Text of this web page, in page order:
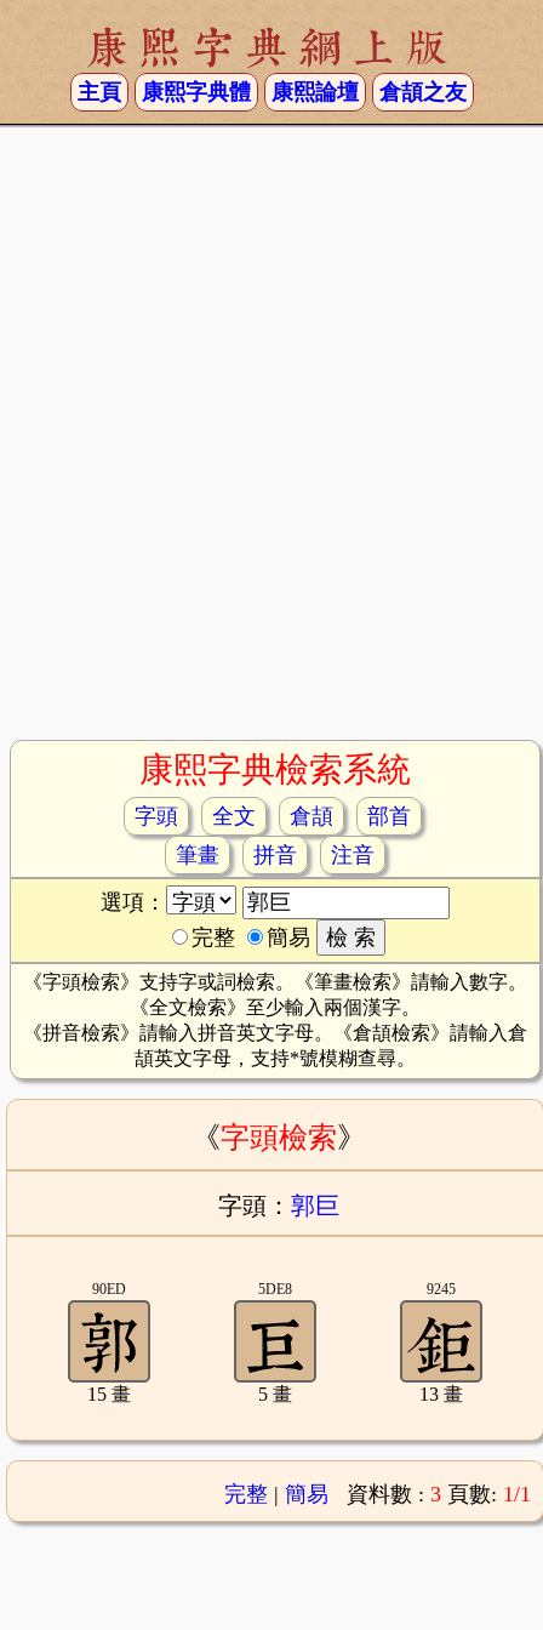
康熙字典網上版
主頁 康熙字典體 康熙論壇 倉頡之友
康熙字典檢索系統
字頭 全文 倉頡
部首
筆畫
拼音
注音
選項：
完整
簡易
《字頭檢索》支持字或詞檢索。《筆畫檢索》請輸入數字。
《全文檢索》至少輸入兩個漢字。
《拼音檢索》請輸入拼音英文字母。《倉頡檢索》請輸入倉
頡英文字母，支持*號模糊查尋。
《字頭檢索》
字頭： 郭巨
90ED
15 畫
5DE8
5 畫
9245
13 畫
完整| 簡易 資料數 : 3 頁數: 1/1